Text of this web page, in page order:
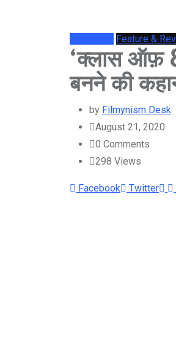
Feature &
‘क्लास ऑफ़
बनने की
by Filmynism Desk
August 21, 2020
0 Comments
298 Views
Facebook Twitter